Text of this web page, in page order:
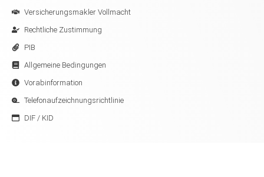
Versicherungsmakler Vollmacht
Rechtliche Zustimmung
PIB
Allgemeine Bedingungen
Vorabinformation
Telefonaufzeichnungsrichtlinie
DIF / KID